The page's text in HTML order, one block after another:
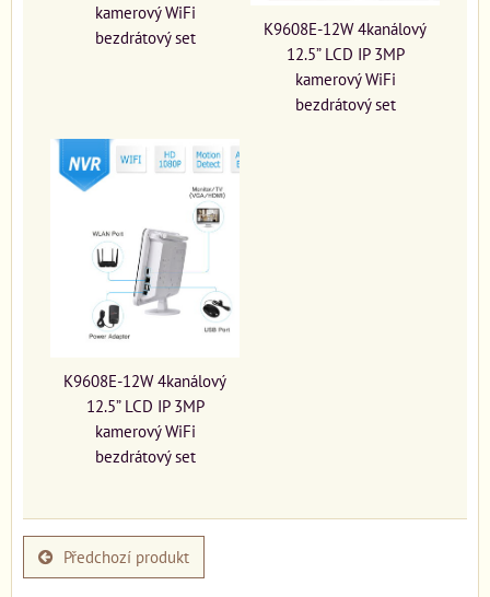
kamerový WiFi
bezdrátový set
K9608E-12W 4kanálový
12.5” LCD IP 3MP
kamerový WiFi
bezdrátový set
K9608E-12W 4kanálový
12.5” LCD IP 3MP
kamerový WiFi
bezdrátový set
Předchozí produkt